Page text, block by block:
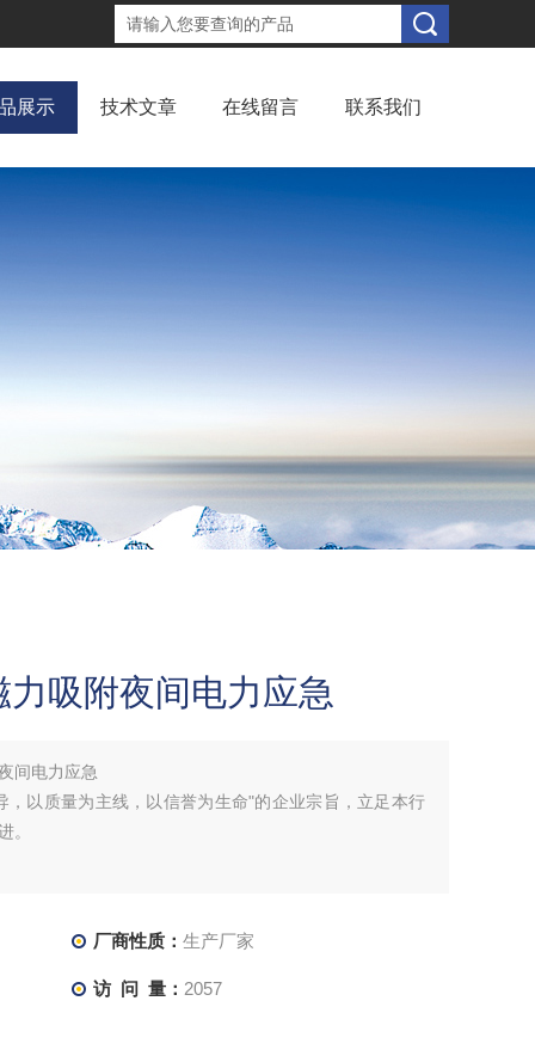
展示 技术文章 在线留言 联系我们
吸附夜间电力应急
间电力应急
，以质量为主线，以信誉为生命"的企业宗旨，立足本行
。
厂商性质： 生产厂家
访 问 量： 2057